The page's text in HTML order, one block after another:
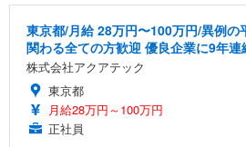
東京都/月給 28万円〜100万円/異例の
関わる全ての方歓迎 優良企業に9年
株式会社アクアテック
東京都
月給28万円～100万円
正社員